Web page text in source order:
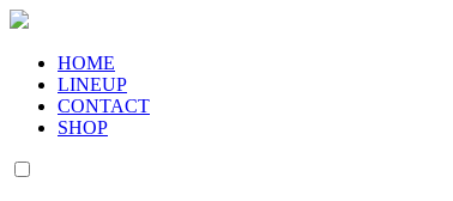
HOME
LINEUP
CONTACT
SHOP